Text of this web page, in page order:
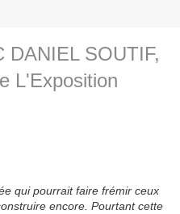
DANIEL SOUTIF,
L'Exposition
qui pourrait faire frémir ceux
encore. Pourtant cette